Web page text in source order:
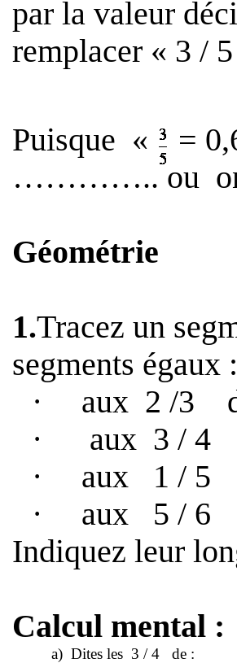
par la valeur
remplacer « 3 /
Puisque « =
………….. ou
Géométrie
1.Tracez un
segments égaux :
·
aux 2 /3
·
aux 3 / 4
·
aux 1 / 5
·
aux 5 / 6
Indiquez leur
Calcul mental :
a) Dites les 3 / 4 de :